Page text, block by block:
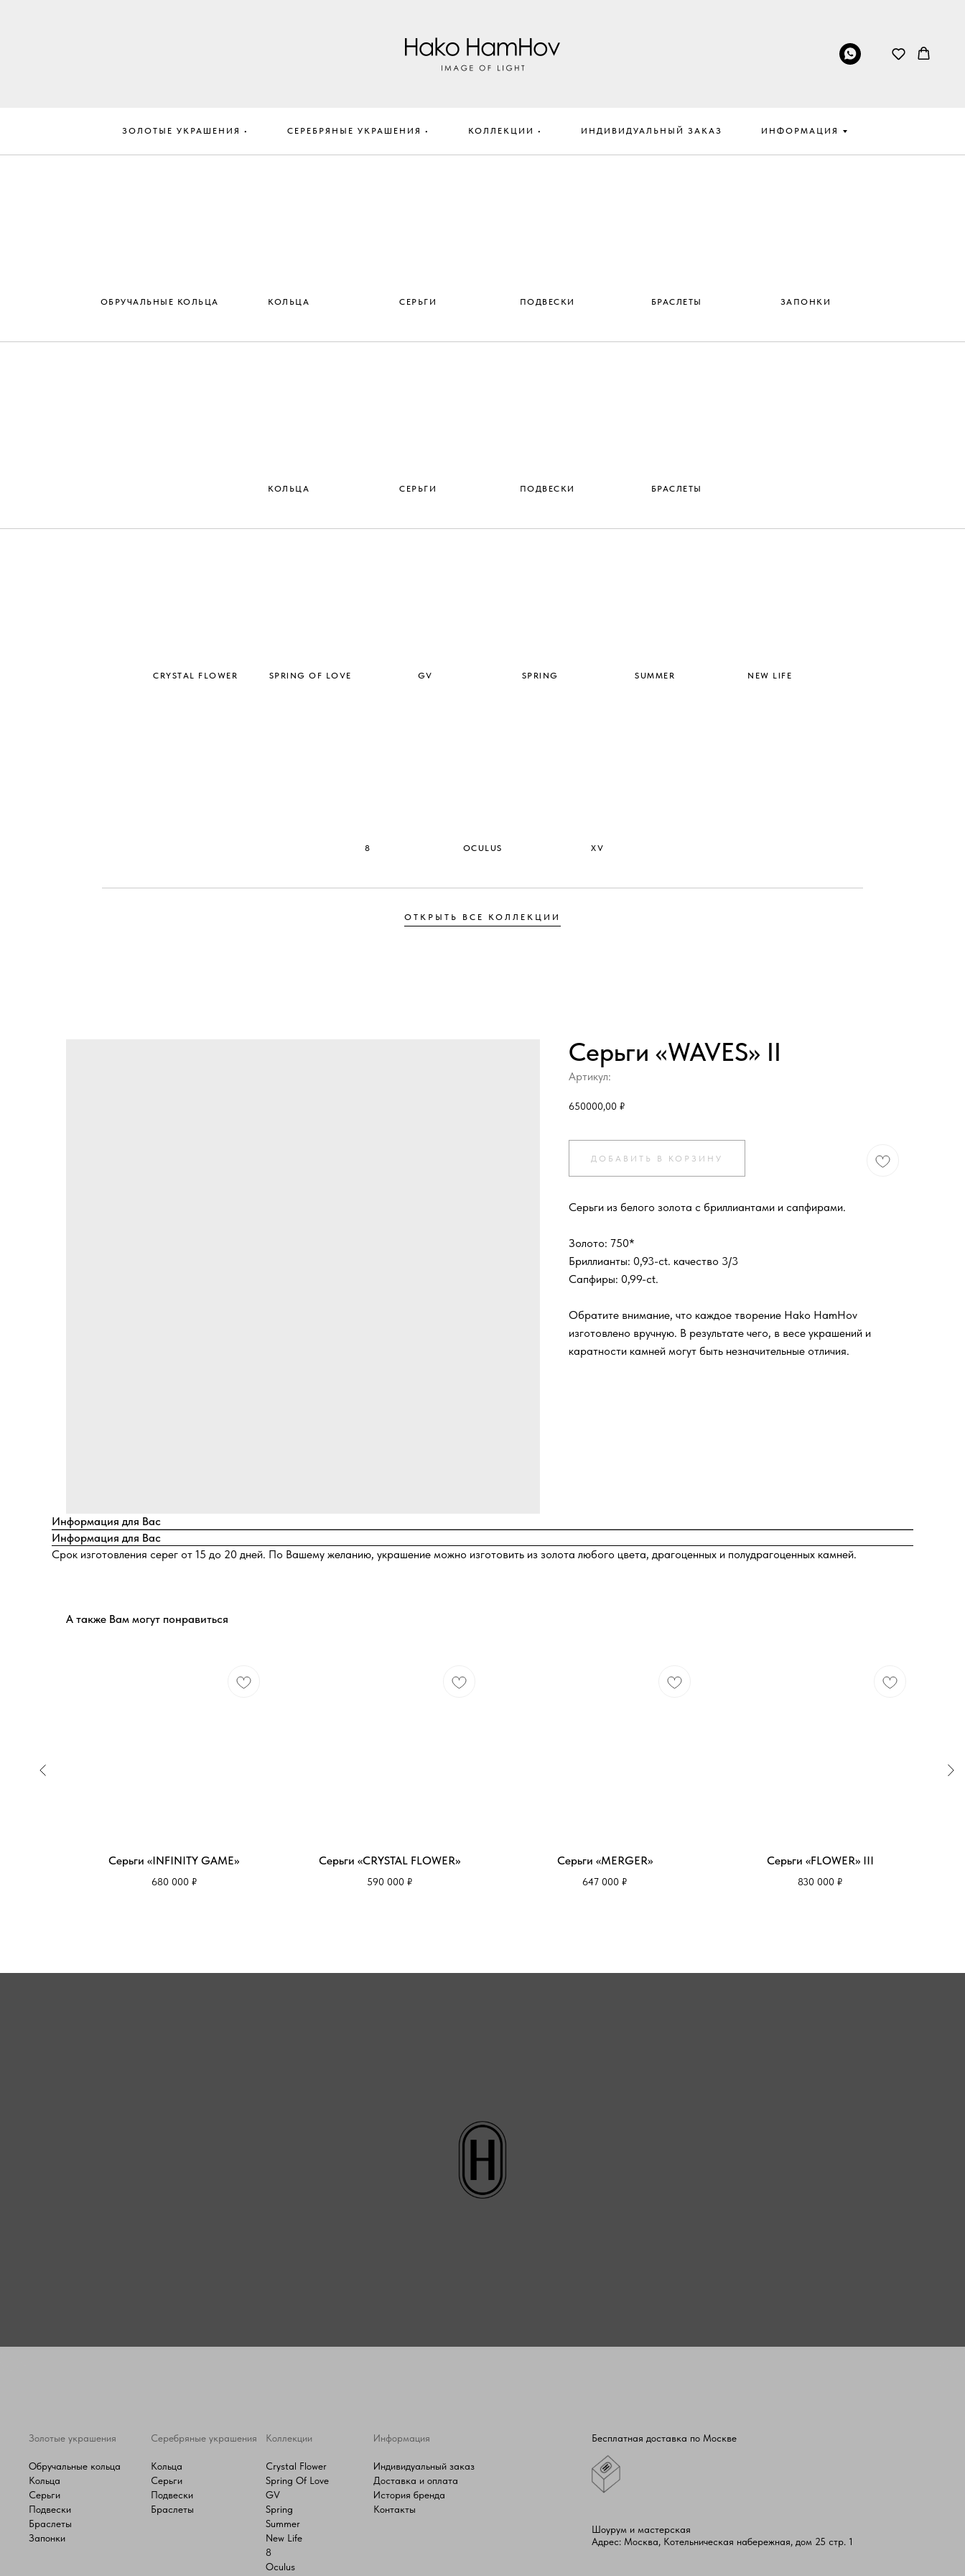
ЗОЛОТЫЕ УКРАШЕНИЯ • СЕРЕБРЯНЫЕ УКРАШЕНИЯ • КОЛЛЕКЦИИ • ИНДИВИДУАЛЬНЫЙ ЗАКАЗ ИНФОРМАЦИЯ
ОБРУЧАЛЬНЫЕ КОЛЬЦА КОЛЬЦА СЕРЬГИ ПОДВЕСКИ БРАСЛЕТЫ ЗАПОНКИ
КОЛЬЦА СЕРЬГИ ПОДВЕСКИ БРАСЛЕТЫ
CRYSTAL FLOWER SPRING OF LOVE GV SPRING SUMMER NEW LIFE
8 OCULUS XV
ОТКРЫТЬ ВСЕ КОЛЛЕКЦИИ
Серьги «WAVES» II
Артикул:
650000,00 ₽
ДОБАВИТЬ В КОРЗИНУ
Серьги из белого золота с бриллиантами и сапфирами.
Золото: 750*
Бриллианты: 0,93-ct. качество 3/3
Сапфиры: 0,99-ct.
Обратите внимание, что каждое творение Hako HamHov
изготовлено вручную. В результате чего, в весе украшений и
каратности камней могут быть незначительные отличия.
Информация для Вас
Информация для Вас
Срок изготовления серег от 15 до 20 дней. По Вашему желанию, украшение можно изготовить из золота любого цвета, драгоценных и полудрагоценных камней.
А также Вам могут понравиться
Серьги «INFINITY GAME»
680 000 ₽
Серьги «CRYSTAL FLOWER»
590 000 ₽
Серьги «MERGER»
647 000 ₽
Серьги «FLOWER» III
830 000 ₽
Шоурум и мастерская
Адрес: Москва, Котельническая набережная, дом 25 стр. 1
Золотые украшения
Обручальные кольца
Кольца
Серьги
Подвески
Серебряные украшения
Кольца
Серьги
Подвески
Браслеты
Браслеты
Коллекции
Crystal Flower
Spring Of Love
GV
Spring
Summer
New Life
8
Oculus
Запонки
Бесплатная доставка по Москве
Информация
Индивидуальный заказ
Доставка и оплата
История бренда
Контакты